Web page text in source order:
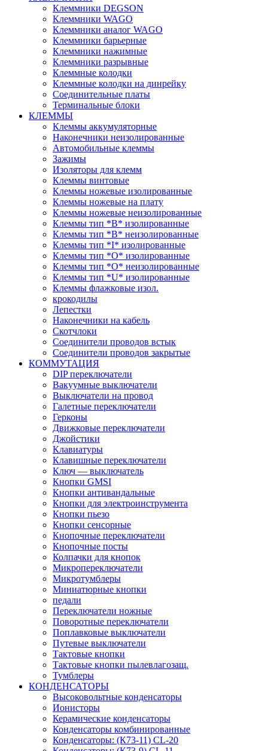
Клеммники DEGSON
Клеммники WAGO
Клеммники аналог WAGO
Клеммники барьерные
Клеммники нажимные
Клеммники разрывные
Клеммные колодки
Клеммные колодки на динрейку
Соединительные платы
Терминальные блоки
КЛЕММЫ
Клеммы аккумуляторные
Наконечники неизолированные
Автомобильные клеммы
Зажимы
Изоляторы для клемм
Клеммы винтовые
Клеммы ножевые изолированные
Клеммы ножевые на плату
Клеммы ножевые неизолированные
Клеммы тип *B* изолированные
Клеммы тип *B* неизолированные
Клеммы тип *I* изолированные
Клеммы тип *O* изолированные
Клеммы тип *O* неизолированные
Клеммы тип *U* изолированные
Клеммы флажковые изол.
крокодилы
Лепестки
Наконечники на кабель
Скотчлоки
Соединители проводов встык
Соединители проводов закрытые
КОММУТАЦИЯ
DIP переключатели
Вакуумные выключатели
Выключатели на провод
Галетные переключатели
Герконы
Движковые переключатели
Джойстики
Клавиатуры
Клавишные переключатели
Ключ — выключатель
Кнопки GMSI
Кнопки антивандальные
Кнопки для электроинструмента
Кнопки пьезо
Кнопки сенсорные
Кнопочные переключатели
Кнопочные посты
Колпачки для кнопок
Микропереключатели
Микротумблеры
Миниатюрные кнопки
педали
Переключатели ножные
Поворотные переключатели
Поплавковые выключатели
Путевые выключатели
Тактовые кнопки
Тактовые кнопки пылевлагозащ.
Тумблеры
КОНДЕНСАТОРЫ
Высоковольтные конденсаторы
Ионисторы
Керамические конденсаторы
Конденсаторы комбинированные
Конденсаторы: (К73-11) CL-20